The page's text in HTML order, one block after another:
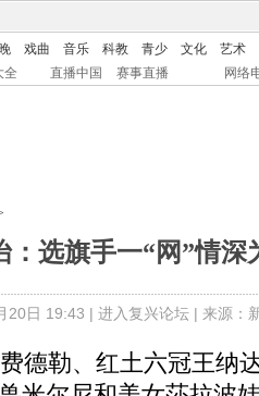
戏曲 音乐 科教 青少 文化
艺术
全 直播中国 赛事直播 网络
：选旗手一“网”情深
20日 19:43 | 进入复兴论坛| 来源：
勒、红土六冠王纳